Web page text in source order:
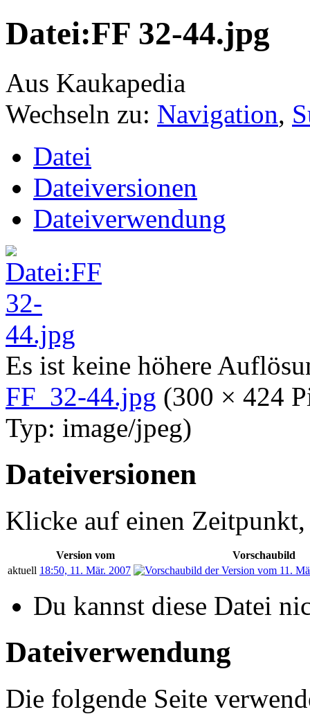
Datei:FF 32-44.jpg
Aus Kaukapedia
Wechseln zu: Navigation,
Datei
Dateiversionen
Dateiverwendung
Es ist keine höhere
FF_32-44.jpg (300 × 424
Typ: image/jpeg)
Dateiversionen
Klicke auf einen Zeitpunkt,
Version vom
Vorschaubild
aktuell 18:50, 11. Mär. 2007
Du kannst diese Datei
Dateiverwendung
Die folgende Seite